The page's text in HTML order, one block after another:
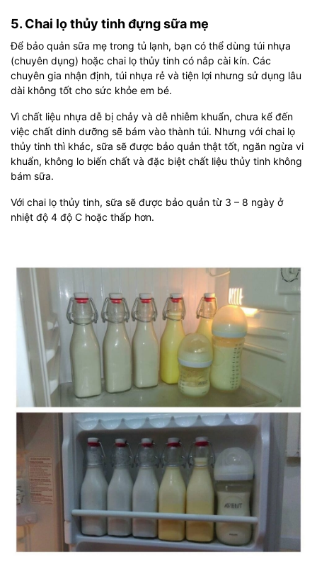
5. Chai lọ thủy tinh đựng sữa mẹ
Để bảo quản sữa mẹ trong tủ lạnh, bạn có thể dùng túi nhựa
(chuyên dụng) hoặc chai lọ thủy tinh có nắp cài kín. Các
chuyên gia nhận định, túi nhựa rẻ và tiện lợi nhưng sử dụng lâu
dài không tốt cho sức khỏe em bé.
Vì chất liệu nhựa dễ bị chảy và dễ nhiễm khuẩn, chưa kể đến
việc chất dinh dưỡng sẽ bám vào thành túi. Nhưng với chai lọ
thủy tinh thì khác, sữa sẽ được bảo quản thật tốt, ngăn ngừa vi
khuẩn, không lo biến chất và đặc biệt chất liệu thủy tinh không
bám sữa.
Với chai lọ thủy tinh, sữa sẽ được bảo quản từ 3 – 8 ngày ở
nhiệt độ 4 độ C hoặc thấp hơn.